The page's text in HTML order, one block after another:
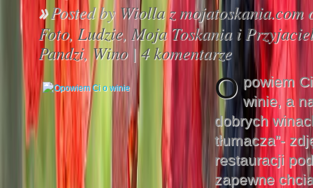
»Posted by Wiolla z mojatoskania.com
Foto,Ludzie,Moja Toskania i
Pandzi,Wino|4 komentarze
O powiem
winie, a
dobrych
tłumacza”-
restauracji
zapewne